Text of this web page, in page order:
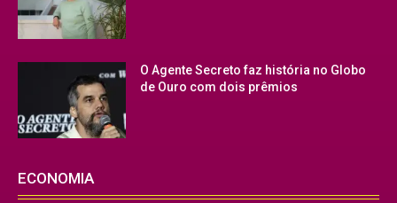
O Agente Secreto faz história no Globo
de Ouro com dois prêmios
ECONOMIA